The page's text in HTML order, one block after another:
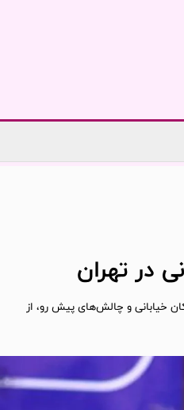
خیابانی و چالش‌های پیش رو،‌ از